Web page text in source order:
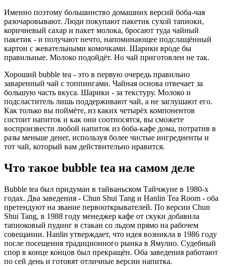
Именно поэтому большинство домашних версий боба-чая
разочаровывают. Люди покупают пакетик сухой тапиоки,
коричневый сахар и пакет молока, бросают туда чайный
пакетик - и получают нечто, напоминающее подслащённый
картон с жевательными комочками. Шарики вроде бы
правильные. Молоко подойдёт. Но чай приготовлен не так.
Хороший bubble tea - это в первую очередь правильно
заваренный чай с топпингами. Чайная основа отвечает за
большую часть вкуса. Шарики - за текстуру. Молоко и
подсластитель лишь поддерживают чай, а не заглушают его.
Как только вы поймёте, из каких четырёх компонентов
состоит напиток и как они соотносятся, вы сможете
воспроизвести любой напиток из боба-кафе дома, потратив в
разы меньше денег, используя более чистые ингредиенты и
тот чай, который вам действительно нравится.
Что такое bubble tea на самом деле
Bubble tea был придуман в тайваньском Тайчжуне в 1980-х
годах. Два заведения - Chun Shui Tang и Hanlin Tea Room - оба
претендуют на звание первооткрывателей. По версии Chun
Shui Tang, в 1988 году менеджер кафе от скуки добавила
тапиоковый пудинг в стакан со льдом прямо на рабочем
совещании. Hanlin утверждает, что идея возникла в 1986 году
после посещения традиционного рынка в Ямулио. Судебный
спор в конце концов был прекращён. Оба заведения работают
по сей день и готовят отличные версии напитка.